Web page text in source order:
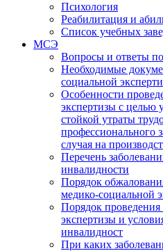
Психология
Реабилитация и
Список учебных
МСЭ
Вопросы и ответы
Необходимые
социальной
Особенности
экспертизы с целью
стойкой утраты
профессионального
случая на
Перечень
инвалидности
Порядок
медико-социальной
Порядок
экспертизы и
инвалидност
При каких